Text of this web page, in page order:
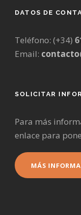
DATOS DE
Teléfono: (+34)
Email:
SOLICITAR
Para más
enlace para
MÁS